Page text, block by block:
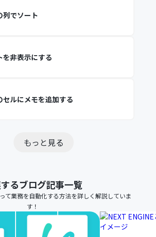
列でソート
を非表示にする
セルにメモを追加する
もっと見る
るブログ記事一覧
て業務を自動化する方法を詳しく解説していま
す！